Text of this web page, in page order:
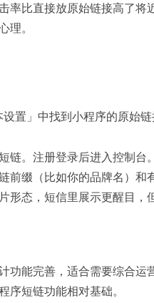
率比直接放原始链接高了将
理。
置」中找到小程序的原始
链。注册登录后进入控制台。
前缀（比如你的品牌名）和
形态，短信里展示更醒目，
功能完善，适合需要综合运
序短链功能相对基础。